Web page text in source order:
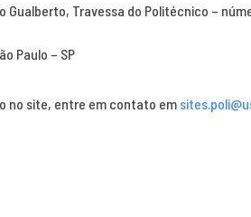
Gualberto, Travessa do Politécnico –
Paulo – SP
no site, entre em contato em